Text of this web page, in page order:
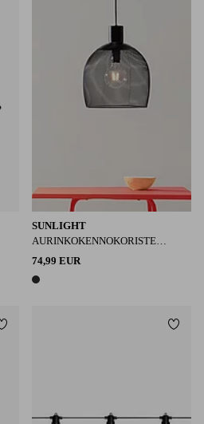
SUNLIGHT
AURINKOKENNOKORISTE
SUNLIGHT 29x35 cm
74,99 EUR
1 väri
Lisää suosikkeihin Lisää